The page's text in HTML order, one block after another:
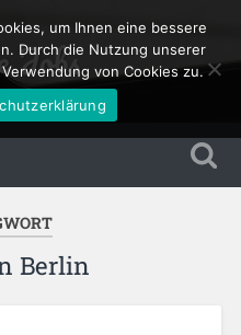
Jobs
Berlin
um Ihnen eine bessere
Durch die Nutzung unserer
von Cookies zu.